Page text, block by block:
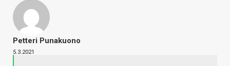
Petteri Punakuono
5.3.2021